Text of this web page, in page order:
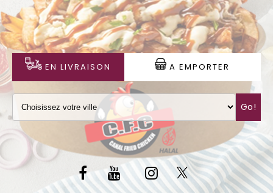
VOTRE COMPTE
NOTRE RESTAURANT
VOS AVIS
MENTIONS LÉGALES
C.G.V
EN LIVRAISON A EMPORTER
Go!